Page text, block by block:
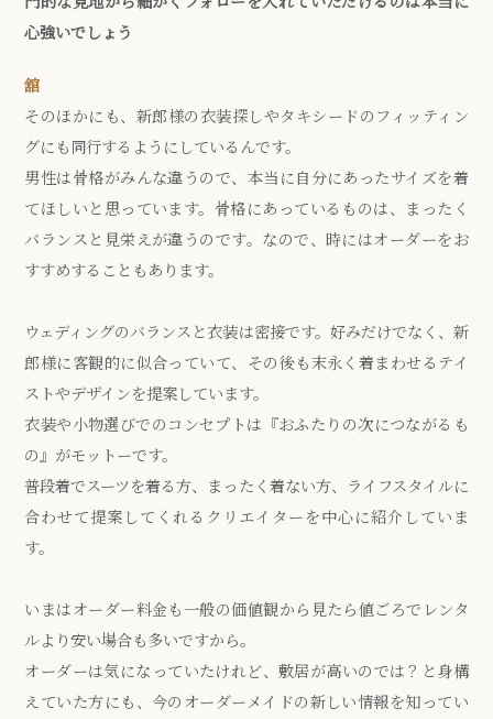
心強いでしょう
舘
そのほかにも、新郎様の衣装探しやタキシードのフィッティン
グにも同行するようにしているんです。
男性は骨格がみんな違うので、本当に自分にあったサイズを着
てほしいと思っています。骨格にあっているものは、まったく
バランスと見栄えが違うのです。なので、時にはオーダーをお
すすめすることもあります。
ウェディングのバランスと衣装は密接です。好みだけでなく、新
郎様に客観的に似合っていて、その後も末永く着まわせるテイ
ストやデザインを提案しています。
衣装や小物選びでのコンセプトは『おふたりの次につながるも
の』がモットーです。
普段着でスーツを着る方、まったく着ない方、ライフスタイルに
合わせて提案してくれるクリエイターを中心に紹介していま
す。
いまはオーダー料金も一般の価値観から見たら値ごろでレンタ
ルより安い場合も多いですから。
オーダーは気になっていたけれど、敷居が高いのでは？と身構
えていた方にも、今のオーダーメイドの新しい情報を知ってい